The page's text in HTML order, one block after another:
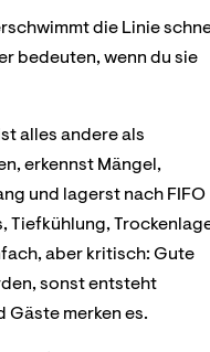
die Linie
bedeuten, wenn du sie
alles andere als
erkennst Mängel,
und lagerst nach FIFO
Tiefkühlung,
aber kritisch: Gute
sonst entsteht
Gäste merken es.